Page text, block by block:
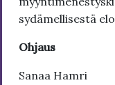
sydämellisestä
Ohjaus
Sanaa Hamri